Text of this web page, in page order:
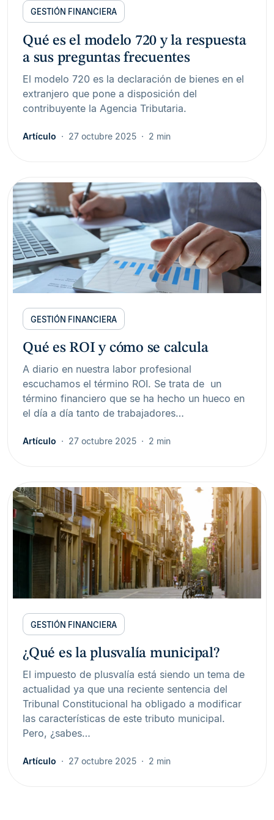
GESTIÓN FINANCIERA
Qué es el modelo 720 y la respuesta
a sus preguntas frecuentes
El modelo 720 es la declaración de bienes en el
extranjero que pone a disposición del
contribuyente la Agencia Tributaria.
Artículo 27 octubre 2025 2 min
GESTIÓN FINANCIERA
Qué es ROI y cómo se calcula
A diario en nuestra labor profesional
escuchamos el término ROI. Se trata de un
término financiero que se ha hecho un hueco en
el día a día tanto de trabajadores…
Artículo 27 octubre 2025 2 min
GESTIÓN FINANCIERA
¿Qué es la plusvalía municipal?
El impuesto de plusvalía está siendo un tema de
actualidad ya que una reciente sentencia del
Tribunal Constitucional ha obligado a modificar
las características de este tributo municipal.
Pero, ¿sabes…
Artículo 27 octubre 2025 2 min